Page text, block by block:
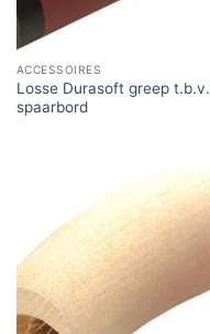
ACCESSOIRES
Losse Durasoft greep t.b.v.
spaarbord